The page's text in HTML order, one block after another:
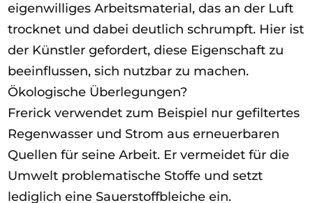
eigenwilliges Arbeitsmaterial, das an der Luft
trocknet und dabei deutlich schrumpft. Hier ist
der Künstler gefordert, diese Eigenschaft zu
beeinflussen, sich nutzbar zu machen.
Ökologische Überlegungen?
Frerick verwendet zum Beispiel nur gefiltertes
Regenwasser und Strom aus erneuerbaren
Quellen für seine Arbeit. Er vermeidet für die
Umwelt problematische Stoffe und setzt
lediglich eine Sauerstoffbleiche ein.